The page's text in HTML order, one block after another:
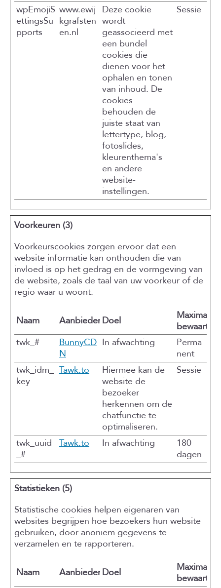
wpEmojiS
ettingsSu
pports
www.ewij
kgrafsten
en.nl
Deze cookie
wordt
geassocieerd met
een bundel
cookies die
dienen voor het
ophalen en tonen
van inhoud. De
cookies
behouden de
juiste staat van
lettertype, blog,
fotoslides,
kleurenthema's
en andere
website-
instellingen.
Sessie
Voorkeuren (3)
Voorkeurscookies zorgen ervoor dat een
website informatie kan onthouden die van
invloed is op het gedrag en de vormgeving van
de website, zoals de taal van uw voorkeur of de
regio waar u woont.
Naam Aanbieder Doel
Maximale
twk_#
BunnyCD
N
In afwachting
Perma
nent
twk_idm_
key
Tawk.to
Hiermee kan de
website de
bezoeker
herkennen om de
chatfunctie te
optimaliseren.
Sessie
twk_uuid
_#
Tawk.to In afwachting
180
dagen
Statistieken (5)
Statistische cookies helpen eigenaren van
websites begrijpen hoe bezoekers hun website
gebruiken, door anoniem gegevens te
verzamelen en te rapporteren.
Naam Aanbieder Doel
Maximale